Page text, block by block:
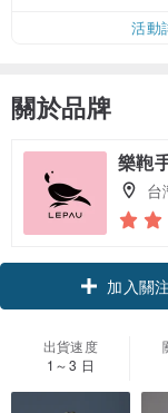
活動
關於品牌
樂鞄
台
出貨速度
1～3 日